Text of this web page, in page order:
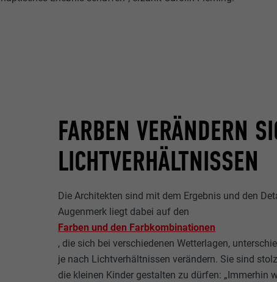
FARBEN VERÄNDERN
LICHTVERHÄLTNISSEN
Die Architekten sind mit dem Ergebnis und den
Augenmerk liegt dabei auf den
Farben und den Farbkombinationen
, die sich bei verschiedenen Wetterlagen,
je nach Lichtverhältnissen verändern. Sie sind
die kleinen Kinder gestalten zu dürfen: „Immerhin